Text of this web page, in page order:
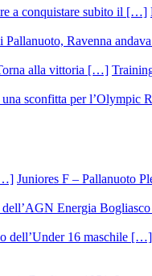
Juniores F – Pallanuoto